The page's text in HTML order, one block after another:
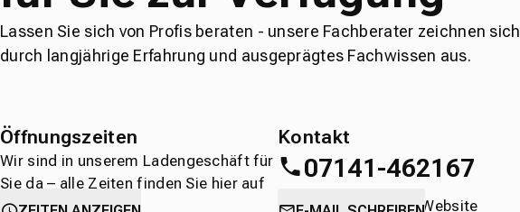
Lassen Sie sich von Profis beraten - unsere Fachberater zeichnen sich
durch langjährige Erfahrung und ausgeprägtes Fachwissen aus.
Öffnungszeiten
Wir sind in unserem Ladengeschäft für
Sie da – alle Zeiten finden Sie hier auf
einen Blick.
Kontakt
07141-462167
oderdirekt über die Website